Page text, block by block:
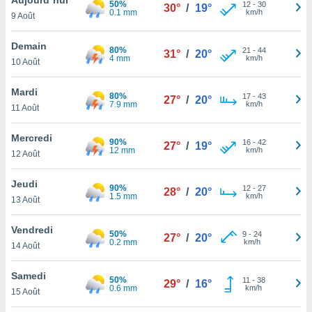
et
»,
au
vous
qu'ils
ou
le
ainsi
un
la
du
9 Août
50%
0.1 mm
30° / 19° 12- 30
km/h
Demain
10 Août
80%
4 mm
31° / 20° 21 - 44
km/h
Mardi
11 Août
80%
7.9 mm
27° / 20° 17- 43
km/h
Mercredi
12 Août
90%
12 mm
27° / 19° 16- 42
km/h
Jeudi
13 Août
90%
1.5 mm
28° / 20° 12- 27
km/h
Vendredi
14 Août
50%
0.2 mm
27° / 20° 9- 24
km/h
Samedi
15 Août
50%
0.6 mm
29° / 16° 11 - 38
km/h